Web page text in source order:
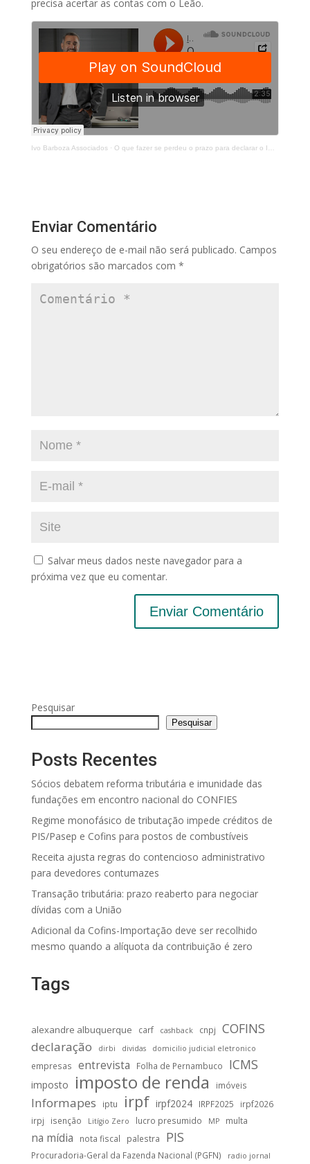
precisa acertar as contas com o Leão.
Ivo Barboza Associados· O que fazer se perdeu o prazo para declarar o IRPF 2026?
Enviar Comentário
O seu endereço de e-mail não será publicado. Campos
obrigatórios são marcados com *
Salvar meus dados neste navegador para a
próxima vez que eu comentar.
Pesquisar
Pesquisar
Posts Recentes
Sócios debatem reforma tributária e imunidade das
fundações em encontro nacional do CONFIES
Regime monofásico de tributação impede créditos de
PIS/Pasep e Cofins para postos de combustíveis
Receita ajusta regras do contencioso administrativo
para devedores contumazes
Transação tributária: prazo reaberto para negociar
dívidas com a União
Adicional da Cofins-Importação deve ser recolhido
mesmo quando a alíquota da contribuição é zero
Tags
alexandre albuquerque carf cashback cnpj COFINS
declaração dirbi dividas domicilio judicial eletronico
empresas entrevista Folha de Pernambuco ICMS
imposto imposto de renda imóveis
Informapes iptu irpf irpf2024 IRPF2025
irpf2026
irpj
isenção Litígio Zero lucro presumido MP multa
na mídia nota fiscal palestra PIS
Procuradoria-Geral da Fazenda Nacional (PGFN) radio jornal